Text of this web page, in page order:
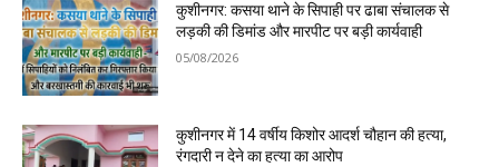
कुशीनगर: कसया थाने के सिपाही पर ढाबा संचालक से
लड़की की डिमांड और मारपीट पर बड़ी कार्यवाही
05/08/2026
कुशीनगर में 14 वर्षीय किशोर आदर्श चौहान की हत्या,
रंगदारी न देने का हत्या का आरोप